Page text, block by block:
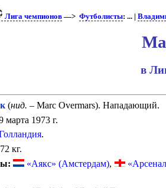
Лига чемпионов —> Футболисты: ... |
в
(нид. – Marc Overmars). Нападающий.
марта 1973 г.
.
72 кг.
«Аякс» (Амстердам),